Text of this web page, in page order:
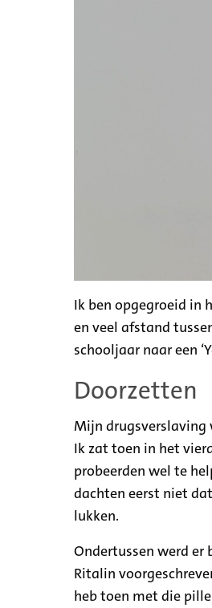
Ik ben opgegroeid in
en veel afstand
schooljaar naar een
Doorzetten
Mijn drugsverslaving
Ik zat toen in het
probeerden wel te
dachten eerst niet
lukken.
Ondertussen werd
Ritalin
heb toen met die